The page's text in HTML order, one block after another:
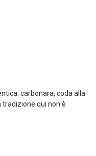
carbonara, coda alla
qui non è